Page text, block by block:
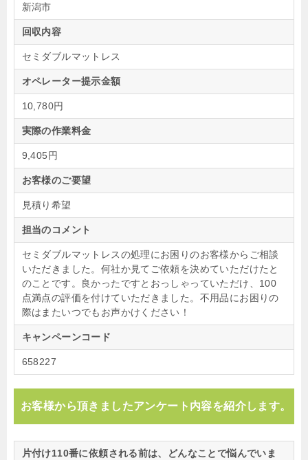
新潟市
回収内容
セミダブルマットレス
オペレーター提示金額
10,780円
実際の作業料金
9,405円
お客様のご要望
見積り希望
担当のコメント
セミダブルマットレスの処理にお困りのお客様からご相談
いただきました。何社か見てご依頼を決めていただけたと
のことです。良かったですとおっしゃっていただけ、100
点満点の評価を付けていただきました。不用品にお困りの
際はまたいつでもお声かけください！
キャンペーンコード
658227
お客様から頂きましたアンケート内容を紹介します。
片付け110番に依頼される前は、どんなことで悩んでいま